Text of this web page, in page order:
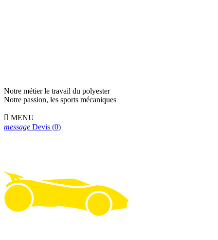
Notre métier le travail du polyester
Notre passion, les sports mécaniques
 MENU
message Devis (0)